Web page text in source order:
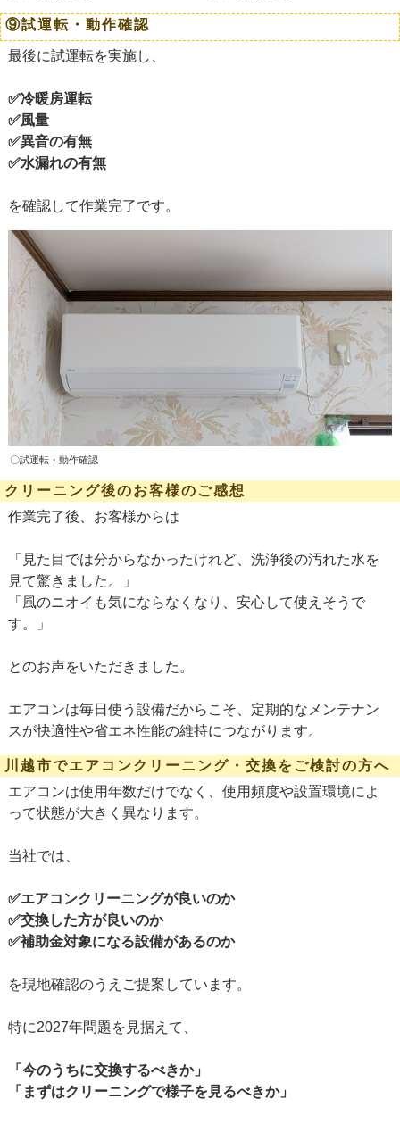
⑨試運転・動作確認
最後に試運転を実施し、
✅冷暖房運転
✅風量
✅異音の有無
✅水漏れの有無
を確認して作業完了です。
〇試運転・動作確認
クリーニング後のお客様のご感想
作業完了後、お客様からは
「見た目では分からなかったけれど、洗浄後の汚れた水を
見て驚きました。」
「風のニオイも気にならなくなり、安心して使えそうで
す。」
とのお声をいただきました。
エアコンは毎日使う設備だからこそ、定期的なメンテナン
スが快適性や省エネ性能の維持につながります。
川越市でエアコンクリーニング・交換をご検討の方へ
エアコンは使用年数だけでなく、使用頻度や設置環境によ
って状態が大きく異なります。
当社では、
✅エアコンクリーニングが良いのか
✅交換した方が良いのか
✅補助金対象になる設備があるのか
を現地確認のうえご提案しています。
特に2027年問題を見据えて、
「今のうちに交換するべきか」
「まずはクリーニングで様子を見るべきか」